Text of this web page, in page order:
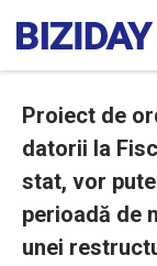
Proiect de
datorii la
stat, vor
perioadă de
unei